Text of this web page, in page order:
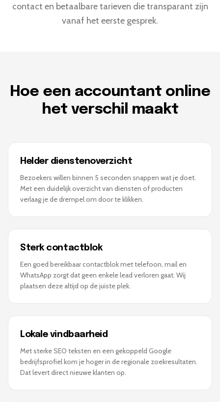
contact en betaalbare tarieven die transparant zijn
vanaf het eerste gesprek.
Hoe een accountant online
het verschil maakt
Helder dienstenoverzicht
Bezoekers willen binnen 5 seconden snappen wat je doet.
Met een duidelijk overzicht van diensten of producten
verlaag je de drempel om door te klikken.
Sterk contactblok
Een goed bereikbaar contactblok met telefoon, mail en
WhatsApp zorgt dat geen enkele lead verloren gaat. Wij
plaatsen deze altijd op de juiste plek.
Lokale vindbaarheid
Met sterke SEO teksten en een gekoppeld Google
bedrijfsprofiel kom je hoger in de regionale zoekresultaten.
Dat levert direct nieuwe klanten op.